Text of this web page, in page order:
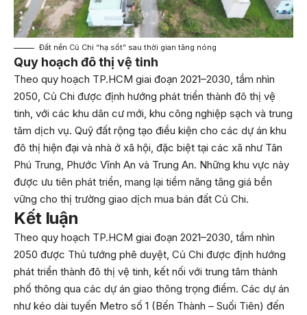
Đất nền Củ Chi “hạ sốt” sau thời gian tăng nóng
Quy hoạch đô thị vệ tinh
Theo quy hoạch TP.HCM giai đoạn 2021–2030, tầm nhìn
2050, Củ Chi được định hướng phát triển thành đô thị vệ
tinh, với các khu dân cư mới, khu công nghiệp sạch và trung
tâm dịch vụ. Quỹ đất rộng tạo điều kiện cho các dự án khu
đô thị hiện đại và nhà ở xã hội, đặc biệt tại các xã như Tân
Phú Trung, Phước Vĩnh An và Trung An. Những khu vực này
được ưu tiên phát triển, mang lại tiềm năng tăng giá bền
vững cho thị trường giao dịch mua bán đất Củ Chi.
Kết luận
Theo quy hoạch TP.HCM giai đoạn 2021–2030, tầm nhìn
2050 được Thủ tướng phê duyệt, Củ Chi được định hướng
phát triển thành đô thị vệ tinh, kết nối với trung tâm thành
phố thông qua các dự án giao thông trọng điểm. Các dự án
như kéo dài tuyến Metro số 1 (Bến Thành – Suối Tiên) đến